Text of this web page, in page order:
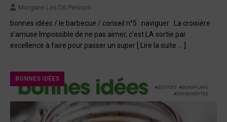
Morgane Las Dit Peisson
bonnes idées / le barbecue / conseil n°5 : naviguer La croisière
s’amuse Impossible de ne pas aimer, c’est LA sortie par
excellence à faire pour passer un super [ Lire la suite … ]
BONNES IDÉES